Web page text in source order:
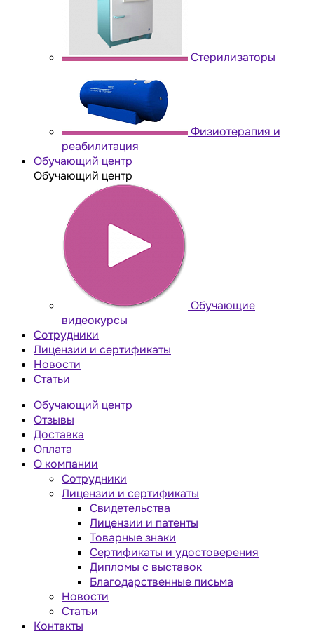
Стерилизаторы
Физиотерапия и
реабилитация
Обучающий центр
Обучающий центр
Обучающие
видеокурсы
Сотрудники
Лицензии и сертификаты
Новости
Статьи
Обучающий центр
Отзывы
Доставка
Оплата
О компании
Сотрудники
Лицензии и сертификаты
Свидетельства
Лицензии и патенты
Товарные знаки
Сертификаты и удостоверения
Дипломы с выставок
Благодарственные письма
Новости
Статьи
Контакты